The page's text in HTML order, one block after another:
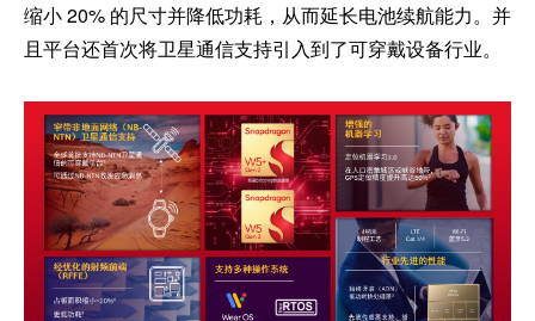
缩小 20% 的尺寸并降低功耗，从而延长电池续航能力。并
且平台还首次将卫星通信支持引入到了可穿戴设备行业。